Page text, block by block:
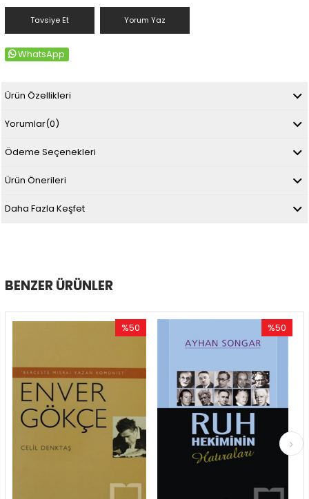
Tavsiye Et Yorum Yaz
WhatsApp
Ürün Özellikleri
Yorumlar(0)
Ödeme Seçenekleri
Ürün Önerileri
Daha Fazla Keşfet
BENZER ÜRÜNLER
İndirim